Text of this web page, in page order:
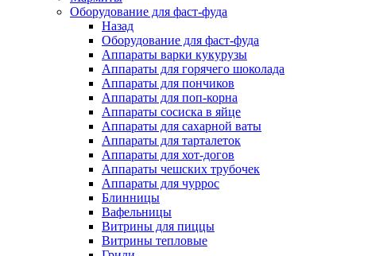
Оборудование для фаст-фуда
Назад
Оборудование для фаст-фуда
Аппараты варки кукурузы
Аппараты для горячего шоколада
Аппараты для пончиков
Аппараты для поп-корна
Аппараты сосиска в яйце
Аппараты для сахарной ваты
Аппараты для тарталеток
Аппараты для хот-догов
Аппараты чешских трубочек
Аппараты для чуррос
Блинницы
Вафельницы
Витрины для пиццы
Витрины тепловые